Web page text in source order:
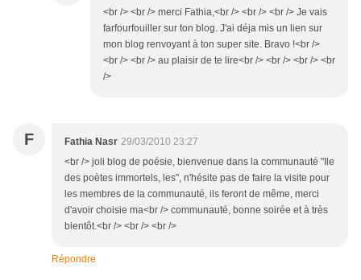
<br /> <br /> merci Fathia,<br /> <br /> <br /> Je vais
farfourfouiller sur ton blog. J'ai déja mis un lien sur
mon blog renvoyant à ton super site. Bravo !<br />
<br /> <br /> au plaisir de te lire<br /> <br /> <br /> <br
/>
F Fathia Nasr 29/03/2010 23:27
<br /> joli blog de poésie, bienvenue dans la communauté "Ile
des poètes immortels, les", n'hésite pas de faire la visite pour
les membres de la communauté, ils feront de même, merci
d'avoir choisie ma<br /> communauté, bonne soirée et à très
bientôt.<br /> <br /> <br />
Répondre